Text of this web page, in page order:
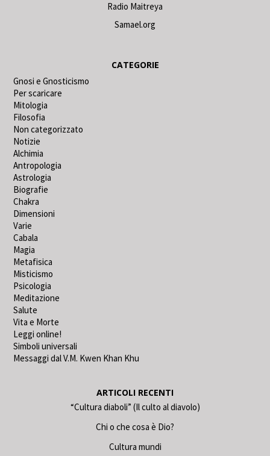
Radio Maitreya
Samael.org
CATEGORIE
Gnosi e Gnosticismo
Per scaricare
Mitologia
Filosofia
Non categorizzato
Notizie
Alchimia
Antropologia
Astrologia
Biografie
Chakra
Dimensioni
Varie
Cabala
Magia
Metafisica
Misticismo
Psicologia
Meditazione
Salute
Vita e Morte
Leggi online!
Simboli universali
Messaggi dal V.M. Kwen Khan Khu
ARTICOLI RECENTI
“Cultura diaboli” (Il culto al diavolo)
Chi o che cosa è Dio?
Cultura mundi